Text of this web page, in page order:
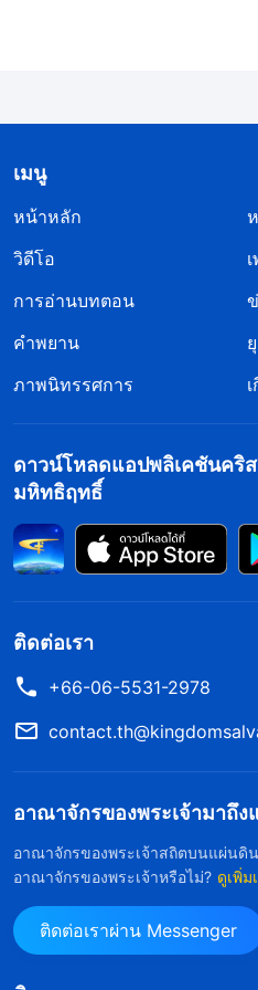
ในใจว่า ‘มีพระวจนะมากมา
นี้ควรจะตรงไปตรงมามาก
ฉันให้ชัดเจนไปเลยว่าต้องท
ยังคงไร้ความสามารถในกา
ทั้งยังไม่สามารถพูดคุยเกี่ย
รู้ของตัวเองได้ พวกเขาเป็
ขาดความเข้าใจฝ่ายวิญญา
นั้นเป็นที่รักของพระเจ้าอย่า
ปรารถนาที่จะมีพระกรุณาต่
(ไม่) พระองค์ไม่ทรงปราร
ไม่โปรดผู้คนเช่นนั้น พระเจ้
วจนะหลายพันคำที่ไม่เคยกล่
เป็นเหมือนคนหูหนวกหรือตา
หัวใจกันแน่? เราไม่ได้เห็นเ
บางคนที่หมกมุ่นอยู่กับการไ
อันงดงาม—เจ้ากำลังไล่ตาม
เปาโล หากเจ้าไม่ต้องการฟั
ปรารถนาที่จะเดินตามทางขอ
เชื่อในพระเจ้า? เจ้าไม่ได้ก
กำลังไล่ตามบั้นปลายอันงดง
เมนู
หน้าหลัก
วิดีโอ
การอ่านบทตอน
คำพยาน
ภาพนิทรรศการ
ดาวน์โหลดแอปพลิเคชันคริ
มหิทธิฤทธิ์
ติดต่อเรา
+66-06-5531-2978
อาณาจักรของพระเจ้ามาถึง
อาณาจักรของพระเจ้าสถิตบนแผ่นดิ
อาณาจักรของพระเจ้าหรือไม่? ดูเพิ่ม
ติดต่อเราผ่าน Messenger